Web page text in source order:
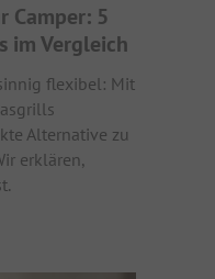
Camper: 5
im Vergleich
flexibel: Mit
Alternative zu
erklären,